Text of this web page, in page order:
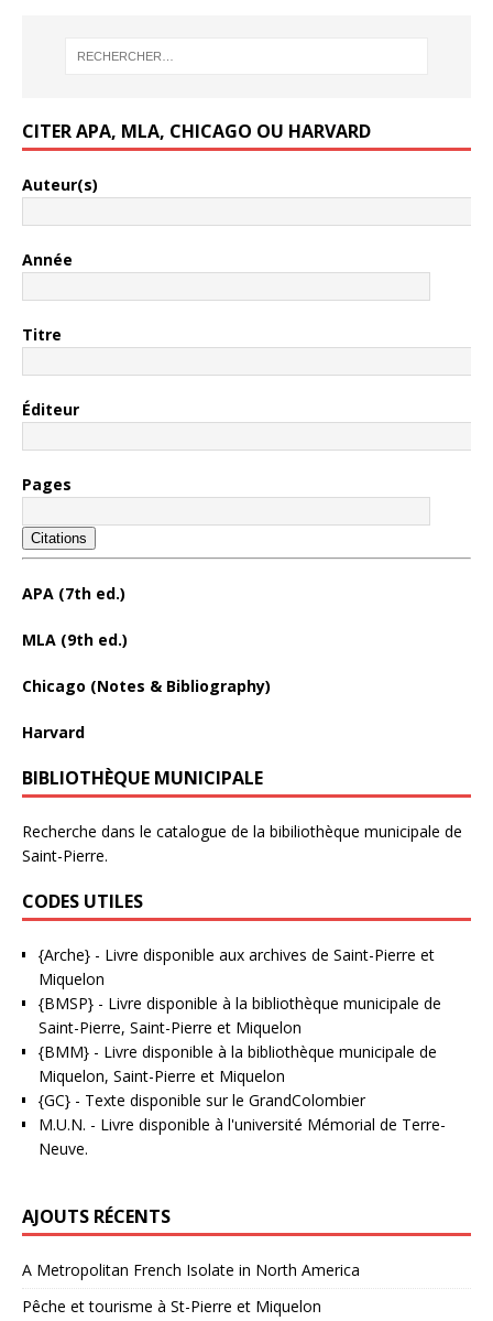
CITER APA, MLA, CHICAGO OU HARVARD
Auteur(s)
Année
Titre
Éditeur
Pages
Citations
APA (7th ed.)
MLA (9th ed.)
Chicago (Notes & Bibliography)
Harvard
BIBLIOTHÈQUE MUNICIPALE
Recherche dans le catalogue de la bibiliothèque municipale de
Saint-Pierre.
CODES UTILES
{Arche} - Livre disponible aux archives de Saint-Pierre et
Miquelon
{BMSP} - Livre disponible à la bibliothèque municipale de
Saint-Pierre, Saint-Pierre et Miquelon
{BMM} - Livre disponible à la bibliothèque municipale de
Miquelon, Saint-Pierre et Miquelon
{GC} - Texte disponible sur le GrandColombier
M.U.N. - Livre disponible à l'université Mémorial de Terre-
Neuve.
AJOUTS RÉCENTS
A Metropolitan French Isolate in North America
Pêche et tourisme à St-Pierre et Miquelon